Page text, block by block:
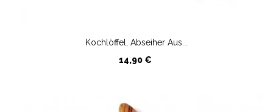
Kochlöffel, Abseiher Aus...
Preis
14,90 €